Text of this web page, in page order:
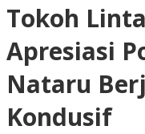
Tokoh
Apresiasi
Nataru
Kondusif